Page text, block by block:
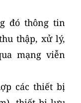
đó thông tin
thập, xử lý,
mạng viễn
các thiết bị